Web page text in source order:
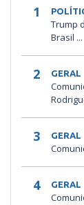
1
Trump
Brasil ...
2 GERAL
3 GERAL
4 GERAL